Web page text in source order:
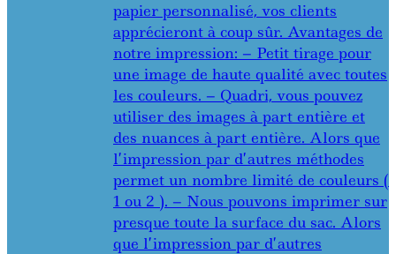
papier personnalisé, vos clients
apprécieront à coup sûr. Avantages de
notre impression: – Petit tirage pour
une image de haute qualité avec toutes
les couleurs. – Quadri, vous pouvez
utiliser des images à part entière et
des nuances à part entière. Alors que
l’impression par d’autres méthodes
permet un nombre limité de couleurs (
1 ou 2 ). – Nous pouvons imprimer sur
presque toute la surface du sac. Alors
que l’impression par d’autres